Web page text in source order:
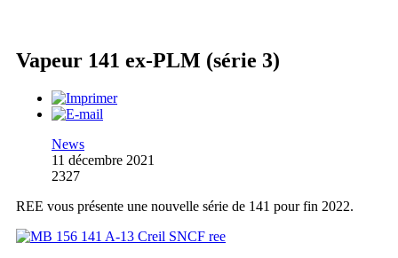
Vapeur 141 ex-PLM (série 3)
News
11 décembre 2021
2327
REE vous présente une nouvelle série de 141 pour fin 2022.